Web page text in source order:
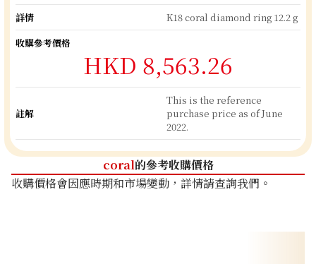
詳情
K18 coral diamond ring 12.2 g
收購參考價格
HKD 8,563.26
註解
This is the reference
purchase price as of June
2022.
coral的參考收購價格
收購價格會因應時期和市場變動，詳情請查詢我們。